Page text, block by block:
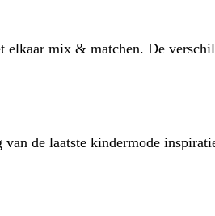
elkaar mix & matchen. De
de laatste kindermode